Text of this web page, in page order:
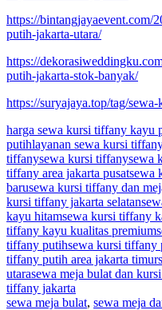
https://bintangjayaevent.com/
putih-jakarta-utara/
https://
putih-jakarta-stok-banyak/
https://suryajaya.top/tag/
harga sewa kursi tiffany kayu
putihlayanan sewa kursi
tiffanysewa kursi tiffanysewa
tiffany area jakarta pusatsewa
barusewa kursi tiffany dan
kursi tiffany jakarta selatan
kayu hitamsewa kursi tiffany
tiffany kayu kualitas premium
tiffany putihsewa kursi tiffany
tiffany putih area jakarta timur
utarasewa meja bulat dan
tiffany jakarta
sewa meja bulat, sewa meja